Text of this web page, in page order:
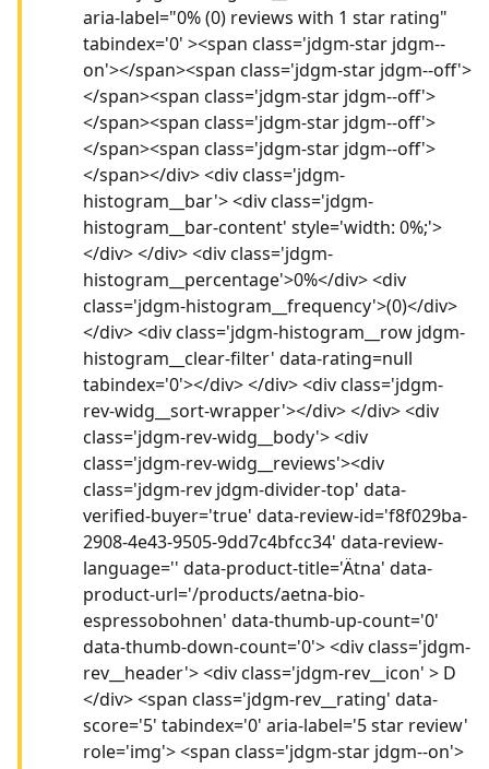
aria-label="0% (0) reviews with 1 star rating"
tabindex='0' ><span class='jdgm-star jdgm--
on'></span><span class='jdgm-star jdgm--off'>
</span><span class='jdgm-star jdgm--off'>
</span><span class='jdgm-star jdgm--off'>
</span><span class='jdgm-star jdgm--off'>
</span></div> <div class='jdgm-
histogram__bar'> <div class='jdgm-
histogram__bar-content' style='width: 0%;'>
</div> </div> <div class='jdgm-
histogram__percentage'>0%</div> <div
class='jdgm-histogram__frequency'>(0)</div>
</div> <div class='jdgm-histogram__row jdgm-
histogram__clear-filter' data-rating=null
tabindex='0'></div> </div> <div class='jdgm-
rev-widg__sort-wrapper'></div> </div> <div
class='jdgm-rev-widg__body'> <div
class='jdgm-rev-widg__reviews'><div
class='jdgm-rev jdgm-divider-top' data-
verified-buyer='true' data-review-id='f8f029ba-
2908-4e43-9505-9dd7c4bfcc34' data-review-
language='' data-product-title='Ätna' data-
product-url='/products/aetna-bio-
espressobohnen' data-thumb-up-count='0'
data-thumb-down-count='0'> <div class='jdgm-
rev__header'> <div class='jdgm-rev__icon' > D
</div> <span class='jdgm-rev__rating' data-
score='5' tabindex='0' aria-label='5 star review'
role='img'> <span class='jdgm-star jdgm--on'>